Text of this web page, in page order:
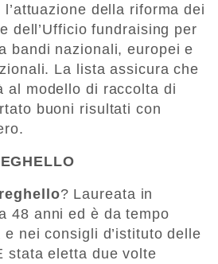
della riforma dei
dell’Ufficio fundraising per
bandi nazionali, europei e
La lista assicura che
al modello di raccolta di
buoni risultati con
? Laureata in
48 anni ed è da tempo
nei consigli d’istituto delle
stata eletta due volte